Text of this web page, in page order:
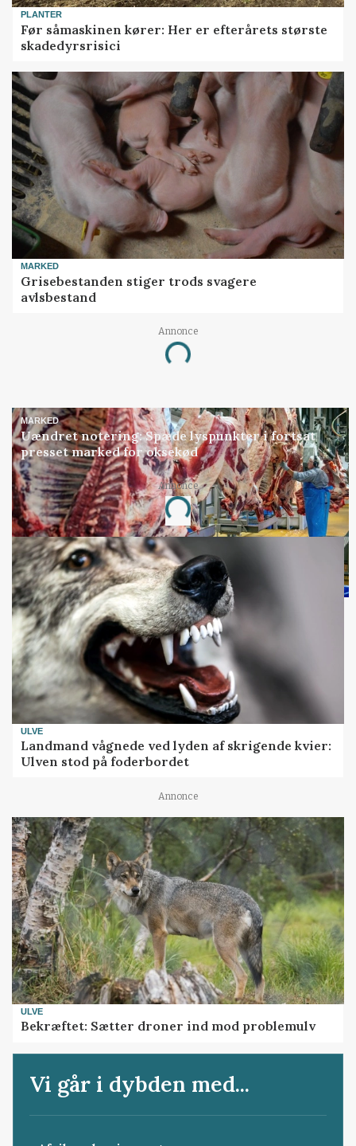
PLANTER
Før såmaskinen kører: Her er efterårets største
skadedyrsrisici
MARKED
Grisebestanden stiger trods svagere
avlsbestand
Annonce
Loading...
MARKED
Uændret notering: Spæde lyspunkter i fortsat
presset marked for oksekød
Annonce
Loading...
ULVE
Landmand vågnede ved lyden af skrigende kvier:
Ulven stod på foderbordet
Annonce
ULVE
Bekræftet: Sætter droner ind mod problemulv
Vi går i dybden med...